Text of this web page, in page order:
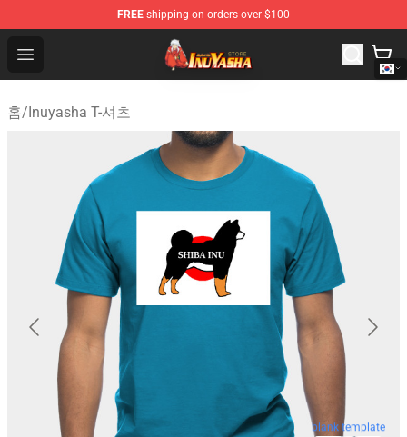
FREE shipping on orders over $100
Open menu
Inuyasha Store - Official Inuyasha Merchandise Shop
홈/Inuyasha T-셔츠
blank template